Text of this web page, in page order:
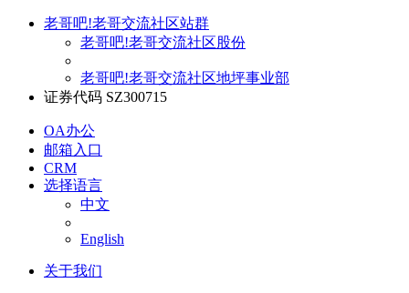
老哥吧!老哥交流社区站群
老哥吧!老哥交流社区股份
老哥吧!老哥交流社区地坪事业部
证券代码 SZ300715
OA办公
邮箱入口
CRM
选择语言
中文
English
关于我们